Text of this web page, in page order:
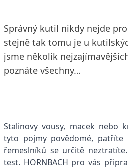
Správný kutil nikdy nejde
stejně tak tomu je u
jsme několik
poznáte všechny…
Stalinovy vousy, macek nebo
tyto pojmy povědomé, patříte
řemeslníků se určitě
test. HORNBACH pro vás